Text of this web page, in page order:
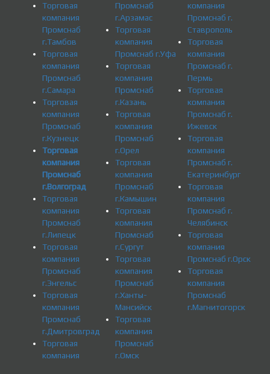
Торговая
компания
Промснаб
г.Тамбов
Торговая
компания
Промснаб
г.Самара
Торговая
компания
Промснаб
г.Кузнецк
Торговая
компания
Промснаб
г.Волгоград
Торговая
компания
Промснаб
г.Липецк
Торговая
компания
Промснаб
г.Энгельс
Торговая
компания
Промснаб
г.Дмитровград
Торговая
компания
Промснаб
г.Арзамас
Торговая
компания
Промснаб г.Уфа
Торговая
компания
Промснаб
г.Казань
Торговая
компания
Промснаб
г.Орел
Торговая
компания
Промснаб
г.Камышин
Торговая
компания
Промснаб
г.Сургут
Торговая
компания
Промснаб
г.Ханты-
Мансийск
Торговая
компания
Промснаб
г.Омск
компания
Промснаб г.
Ставрополь
Торговая
компания
Промснаб г.
Пермь
Торговая
компания
Промснаб г.
Ижевск
Торговая
компания
Промснаб г.
Екатеринбург
Торговая
компания
Промснаб г.
Челябинск
Торговая
компания
Промснаб г.Орск
Торговая
компания
Промснаб
г.Магнитогорск